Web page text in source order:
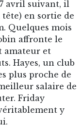
avril suivant, il
en sortie de
Quelques mois
affronte le
amateur et
Hayes, un club
plus proche de
salaire de
Friday
y